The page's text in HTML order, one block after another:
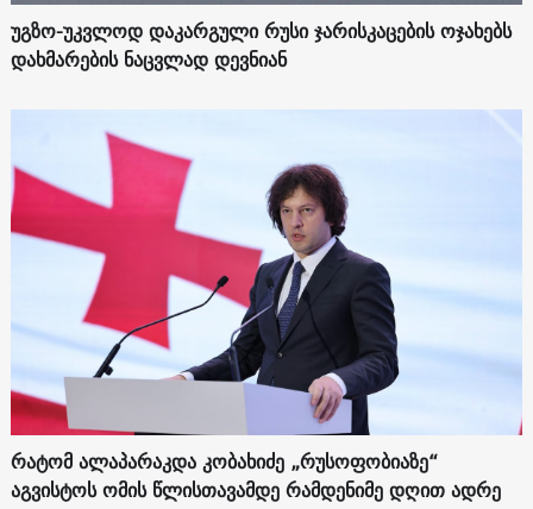
უგზო-უკვლოდ დაკარგული რუსი ჯარისკაცების ოჯახებს
დახმარების ნაცვლად დევნიან
რატომ ალაპარაკდა კობახიძე „რუსოფობიაზე“
აგვისტოს ომის წლისთავამდე რამდენიმე დღით ადრე